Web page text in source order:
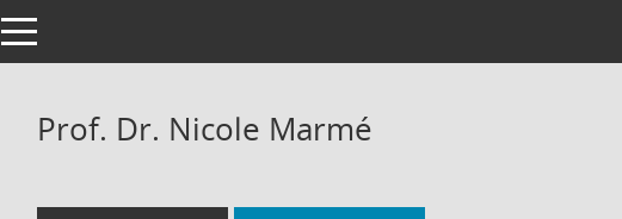
Toggle navigation
Prof. Dr. Nicole Marmé